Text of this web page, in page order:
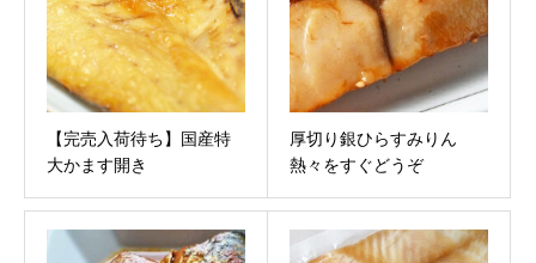
【完売入荷待ち】国産特
大かます開き
厚切り銀ひらすみりん
熱々をすぐどうぞ